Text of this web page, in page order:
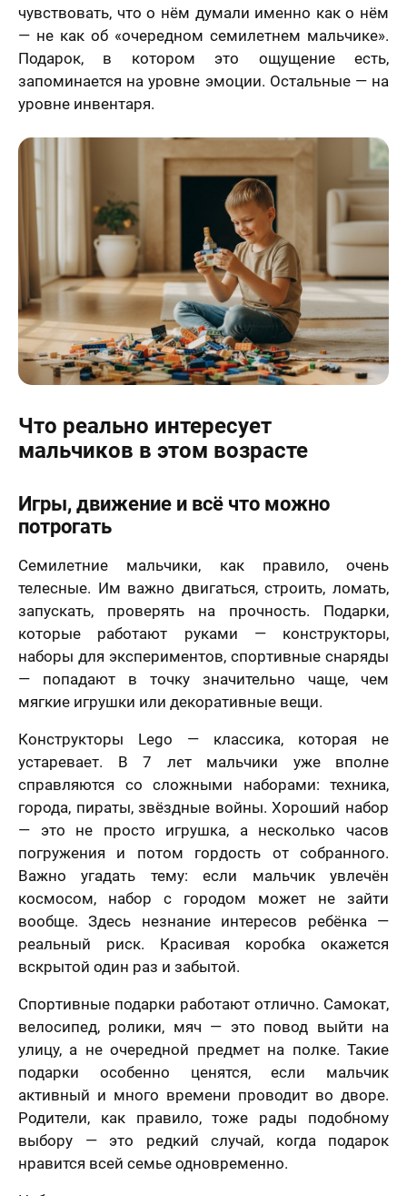
чувствовать, что о нём думали именно как о нём
— не как об «очередном семилетнем мальчике».
Подарок, в котором это ощущение есть,
запоминается на уровне эмоции. Остальные — на
уровне инвентаря.
Что реально интересует
мальчиков в этом возрасте
Игры, движение и всё что можно
потрогать
Семилетние мальчики, как правило, очень
телесные. Им важно двигаться, строить, ломать,
запускать, проверять на прочность. Подарки,
которые работают руками — конструкторы,
наборы для экспериментов, спортивные снаряды
— попадают в точку значительно чаще, чем
мягкие игрушки или декоративные вещи.
Конструкторы Lego — классика, которая не
устаревает. В 7 лет мальчики уже вполне
справляются со сложными наборами: техника,
города, пираты, звёздные войны. Хороший набор
— это не просто игрушка, а несколько часов
погружения и потом гордость от собранного.
Важно угадать тему: если мальчик увлечён
космосом, набор с городом может не зайти
вообще. Здесь незнание интересов ребёнка —
реальный риск. Красивая коробка окажется
вскрытой один раз и забытой.
Спортивные подарки работают отлично. Самокат,
велосипед, ролики, мяч — это повод выйти на
улицу, а не очередной предмет на полке. Такие
подарки особенно ценятся, если мальчик
активный и много времени проводит во дворе.
Родители, как правило, тоже рады подобному
выбору — это редкий случай, когда подарок
нравится всей семье одновременно.